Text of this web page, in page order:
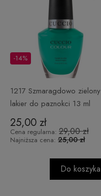
1217 Szmaragdowo zielony
lakier do paznokci 13 ml
MAKE A DIFFERENCE
25,00 zł
-14%
Cena regularna: 29,00 zł
Najniższa cena: 25,00 zł
Do koszyka